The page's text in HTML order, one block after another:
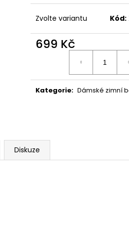
Zvolte variantu Kód:
699 Kč
Kategorie: Dámské zimní
Diskuze
249 Kč